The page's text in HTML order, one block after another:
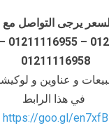
يرجى التواصل مع
01211116958
و عناوين و
في هذا الرابط
https://goo.gl/en7xfB